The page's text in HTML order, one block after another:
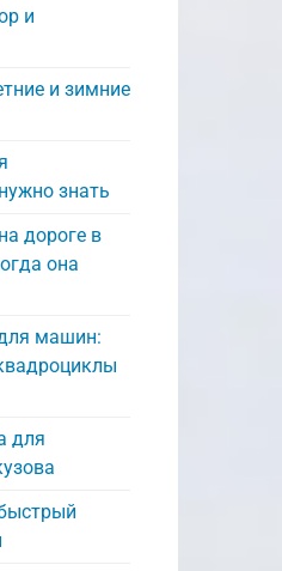
и
и зимние
знать
дороге в
она
машин:
для